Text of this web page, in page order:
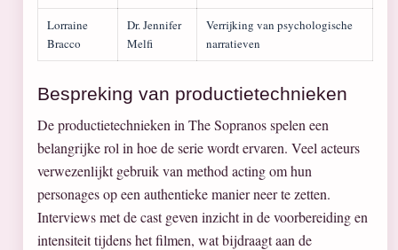
Lorraine
Bracco
Dr. Jennifer
Melfi
Verrijking van psychologische
narratieven
Bespreking van productietechnieken
De productietechnieken in The Sopranos spelen een
belangrijke rol in hoe de serie wordt ervaren. Veel acteurs
verwezenlijkt gebruik van method acting om hun
personages op een authentieke manier neer te zetten.
Interviews met de cast geven inzicht in de voorbereiding en
intensiteit tijdens het filmen, wat bijdraagt aan de